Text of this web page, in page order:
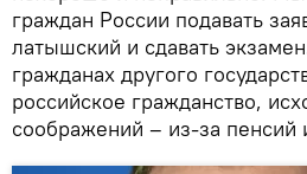
граждан России подавать
латышский и сдавать
гражданах другого
российское гражданство,
соображений – из-за пенсий